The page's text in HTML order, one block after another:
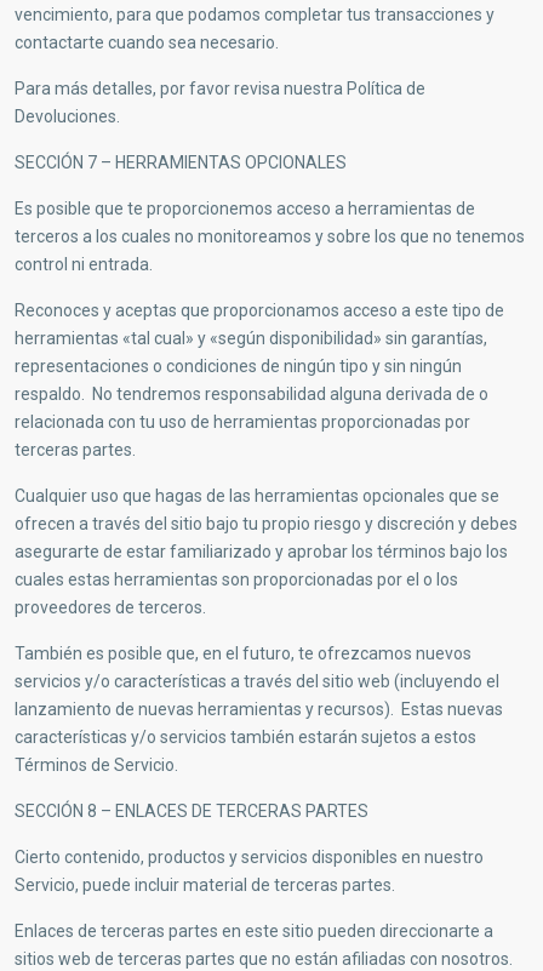
vencimiento, para que podamos completar tus transacciones y
contactarte cuando sea necesario.
Para más detalles, por favor revisa nuestra Política de
Devoluciones.
SECCIÓN 7 – HERRAMIENTAS OPCIONALES
Es posible que te proporcionemos acceso a herramientas de
terceros a los cuales no monitoreamos y sobre los que no tenemos
control ni entrada.
Reconoces y aceptas que proporcionamos acceso a este tipo de
herramientas «tal cual» y «según disponibilidad» sin garantías,
representaciones o condiciones de ningún tipo y sin ningún
respaldo. No tendremos responsabilidad alguna derivada de o
relacionada con tu uso de herramientas proporcionadas por
terceras partes.
Cualquier uso que hagas de las herramientas opcionales que se
ofrecen a través del sitio bajo tu propio riesgo y discreción y debes
asegurarte de estar familiarizado y aprobar los términos bajo los
cuales estas herramientas son proporcionadas por el o los
proveedores de terceros.
También es posible que, en el futuro, te ofrezcamos nuevos
servicios y/o características a través del sitio web (incluyendo el
lanzamiento de nuevas herramientas y recursos). Estas nuevas
características y/o servicios también estarán sujetos a estos
Términos de Servicio.
SECCIÓN 8 – ENLACES DE TERCERAS PARTES
Cierto contenido, productos y servicios disponibles en nuestro
Servicio, puede incluir material de terceras partes.
Enlaces de terceras partes en este sitio pueden direccionarte a
sitios web de terceras partes que no están afiliadas con nosotros.